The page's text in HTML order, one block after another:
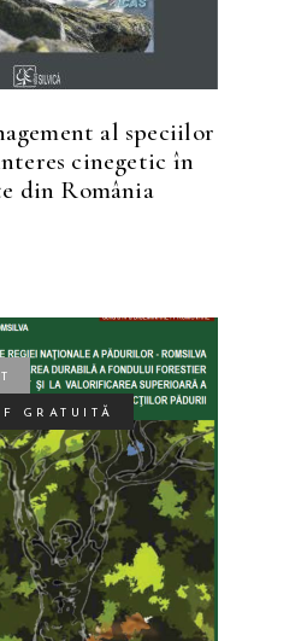
pot
fi
alese
al speciilor
cinegetic în
din România
GRATUITĂ
MAI MULT